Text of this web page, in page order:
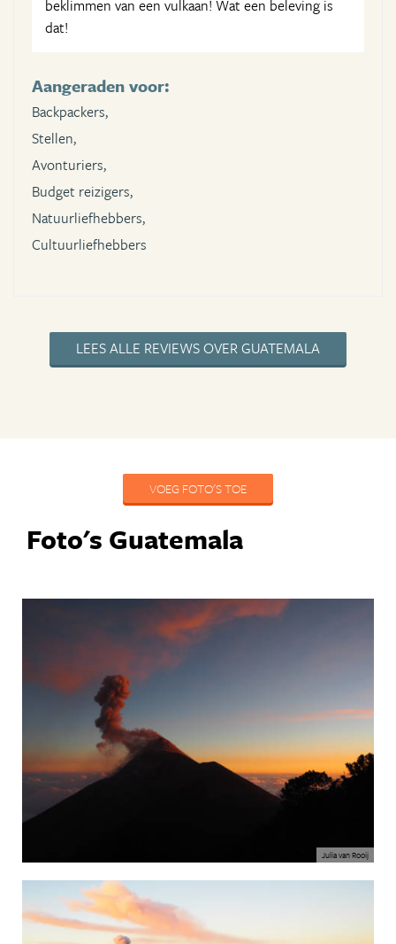
beklimmen van een vulkaan! Wat een beleving is
dat!
Aangeraden voor:
Backpackers,
Stellen,
Avonturiers,
Budget reizigers,
Natuurliefhebbers,
Cultuurliefhebbers
LEES ALLE REVIEWS OVER GUATEMALA
VOEG FOTO'S TOE
Foto's Guatemala
Julia van Rooij